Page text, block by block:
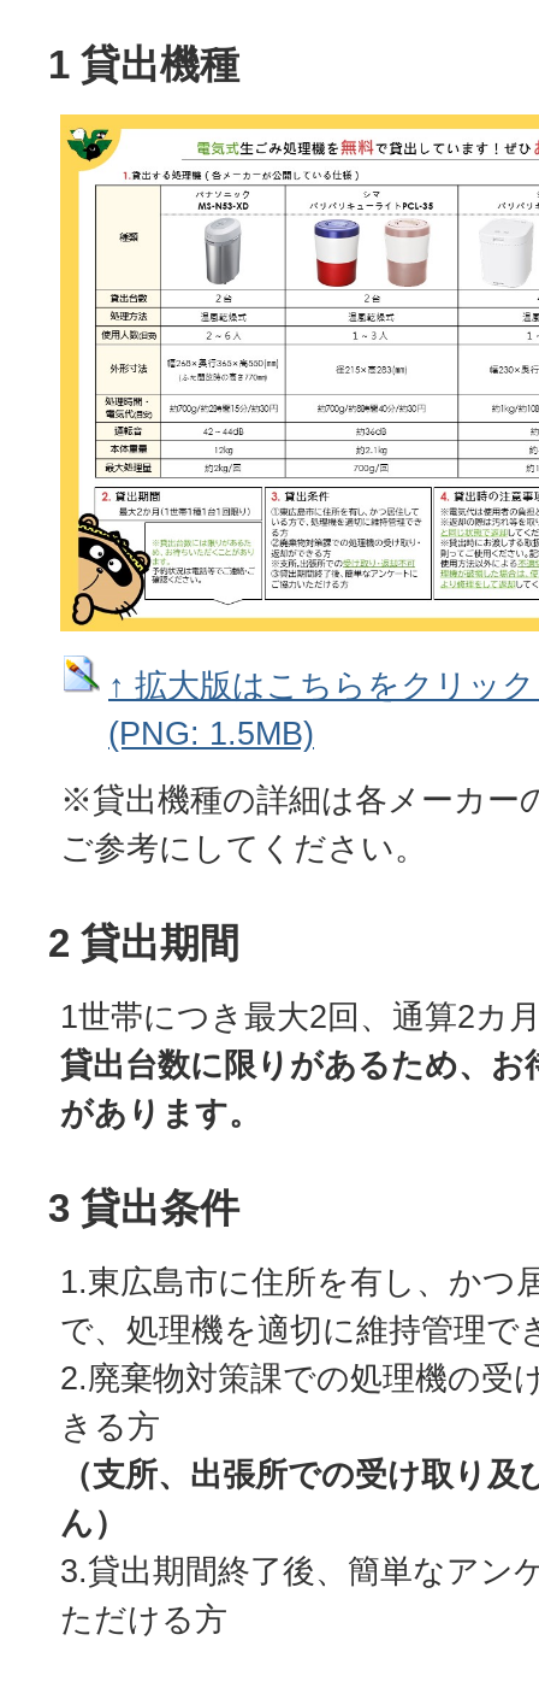
1 貸出機種
↑ 拡大版はこちらをクリッ
(PNG: 1.5MB)
※貸出機種の詳細は各メーカー
ご参考にしてください。
2 貸出期間
1世帯につき最大2回、通算2カ
貸出台数に限りがあるため、
があります。
3 貸出条件
1.東広島市に住所を有し、かつ
で、処理機を適切に維持管理で
2.廃棄物対策課での処理機の受
きる方
（支所、出張所での受け取り
ん）
3.貸出期間終了後、簡単なアン
ただける方